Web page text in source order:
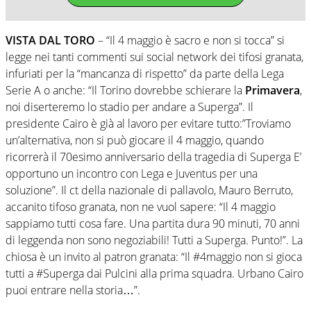
VISTA DAL TORO – “Il 4 maggio è sacro e non si tocca” si
legge nei tanti commenti sui social network dei tifosi granata,
infuriati per la “mancanza di rispetto” da parte della Lega
Serie A o anche: “Il Torino dovrebbe schierare la Primavera,
noi diserteremo lo stadio per andare a Superga”. Il
presidente Cairo è già al lavoro per evitare tutto:”Troviamo
un’alternativa, non si può giocare il 4 maggio, quando
ricorrerà il 70esimo anniversario della tragedia di Superga E’
opportuno un incontro con Lega e Juventus per una
soluzione”. Il ct della nazionale di pallavolo, Mauro Berruto,
accanito tifoso granata, non ne vuol sapere: “Il 4 maggio
sappiamo tutti cosa fare. Una partita dura 90 minuti, 70 anni
di leggenda non sono negoziabili! Tutti a Superga. Punto!”. La
chiosa è un invito al patron granata: “Il #4maggio non si gioca
tutti a #Superga dai Pulcini alla prima squadra. Urbano Cairo
puoi entrare nella storia…”.